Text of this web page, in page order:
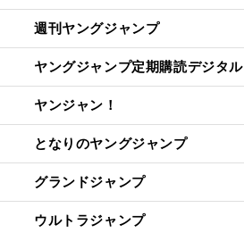
週刊ヤングジャンプ
ヤングジャンプ定期購読デジタル
ヤンジャン！
となりのヤングジャンプ
グランドジャンプ
ウルトラジャンプ